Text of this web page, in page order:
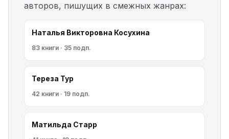
авторов, пишущих в смежных жанрах:
Наталья Викторовна Косухина
83 книги · 35 подп.
Тереза Тур
42 книги · 19 подп.
Матильда Старр